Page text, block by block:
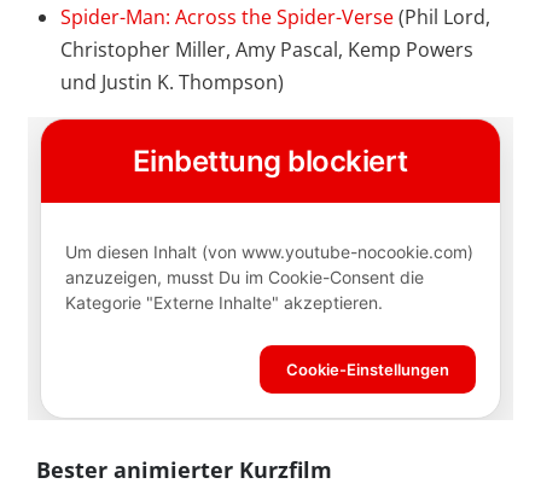
Spider-Man: Across the Spider-Verse(Phil Lord,
Christopher Miller, Amy Pascal, Kemp Powers
und Justin K. Thompson)
Bester animierter Kurzfilm